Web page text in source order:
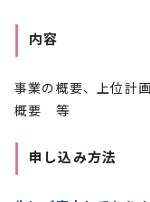
内容
事業の概要、上位計
概要 等
申し込み方法